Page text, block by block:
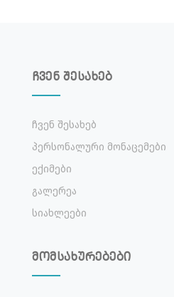
ჩვენ შესახებ
Ჩვენ Შესახებ
Პერსონალური Მონაცემები
Ექიმები
Გალერეა
Სიახლეები
მომსახურებები